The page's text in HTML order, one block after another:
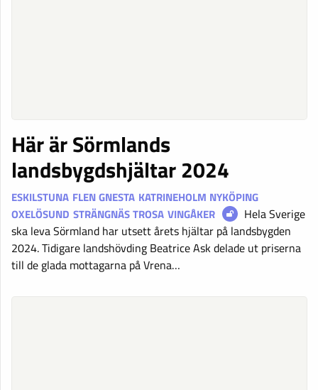
Här är Sörmlands
landsbygdshjältar 2024
ESKILSTUNA FLENGNESTA KATRINEHOLM NYKÖPING
OXELÖSUND STRÄNGNÄSTROSA VINGÅKER
Hela Sverige
ska leva Sörmland har utsett årets hjältar på landsbygden
2024. Tidigare landshövding Beatrice Ask delade ut priserna
till de glada mottagarna på Vrena…